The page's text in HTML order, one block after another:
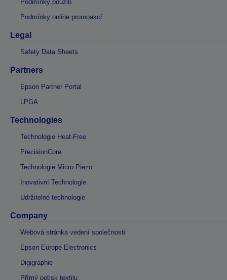
Podmínky použití
Podmínky online promoakcí
Legal
Safety Data Sheets
Partners
Epson Partner Portal
LPGA
Technologies
Technologie Heat-Free
PrecisionCore
Technologie Micro Piezo
Inovativní Technologie
Udržitelné technologie
Company
Webová stránka vedení společnosti
Epson Europe Electronics
Digigraphie
Přímý potisk textilu